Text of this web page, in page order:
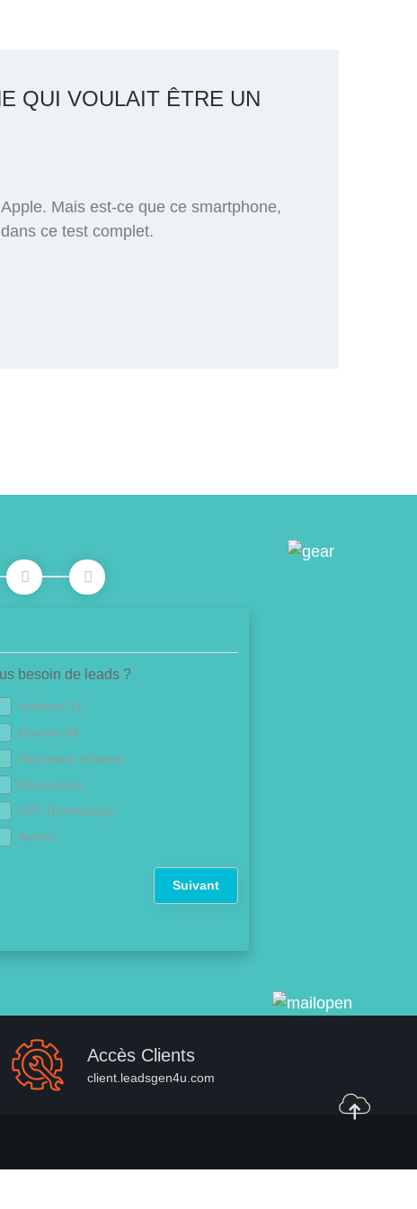
QUI VOULAIT ÊTRE UN
Mais est-ce que ce smartphone,
ce test complet.
besoin de leads ?
Isolation 1€
Douche 0€
Panneaux solaires
Rénovation
CPF (Formation)
Autres
Suivant
Accès Clients
client.leadsgen4u.com